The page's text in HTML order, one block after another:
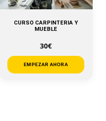
CURSO CARPINTERIA Y
MUEBLE
30€
EMPEZAR AHORA